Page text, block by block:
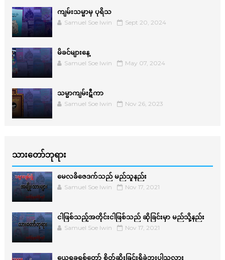
ကျမ်းသမ္မာမှ ပုရိသ
Samuel Soe lwin Sept 20, 2024
မိခင်များနေ့
Samuel Soe lwin May 07, 2024
သမ္မာကျမ်းဋီကာ
Samuel Soe lwin Nov 26, 2023
သားတော်ဘုရား
မေလခိဇေဒက်သည် မည်သူနည်း
Samuel Soe lwin Nov 17, 2021
ငါဖြစ်သည့်အတိုင်းငါဖြစ်သည် ဆိုခြင်းမှာ မည်သို့နည်း
Samuel Soe lwin Nov 17, 2021
ယေရှုခရစ်တော် စိတ်ဆိုးခြင်းရှိခဲ့ဘူးပါသလား